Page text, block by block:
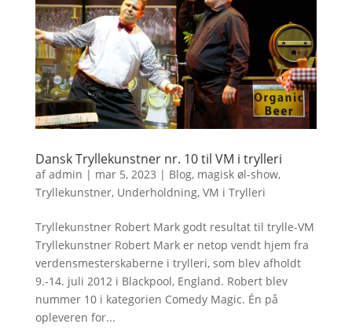
Dansk Tryllekunstner nr. 10 til VM i trylleri
afadmin | mar 5, 2023 | Blog, magisk øl-show,
Tryllekunstner, Underholdning, VM i Trylleri
Tryllekunstner Robert Mark godt resultat til trylle-VM
Tryllekunstner Robert Mark er netop vendt hjem fra
verdensmesterskaberne i trylleri, som blev afholdt
9.-14. juli 2012 i Blackpool, England. Robert blev
nummer 10 i kategorien Comedy Magic. Én på
opleveren for...